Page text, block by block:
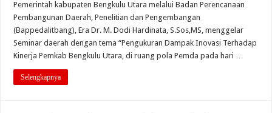
Pemerintah kabupaten Bengkulu Utara melalui Badan Perencanaan
Pembangunan Daerah, Penelitian dan Pengembangan
(Bappedalitbang), Era Dr. M. Dodi Hardinata, S.Sos,MS, menggelar
Seminar daerah dengan tema “Pengukuran Dampak Inovasi Terhadap
Kinerja Pemkab Bengkulu Utara, di ruang pola Pemda pada hari …
Selengkapnya